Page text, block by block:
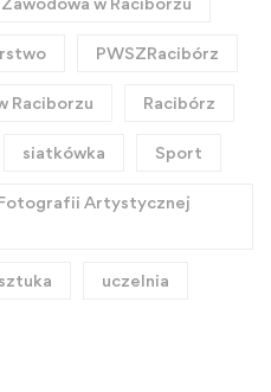
PWSZRacibórz
Raciborzu Racibórz
siatkówka Sport
Artystycznej
sztuka uczelnia